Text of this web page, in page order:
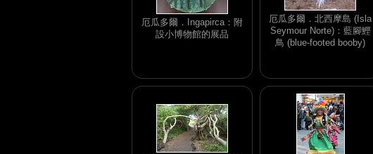
厄瓜多爾．Ingapirca：附
設小博物館的展品
厄瓜多爾．北西摩島 (Isla
Seymour Norte)：藍腳鰹
鳥 (blue-footed booby)